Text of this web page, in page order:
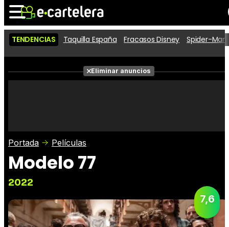
Noticias Cartelera
Películas
Críticas
TENDENCIAS Taquilla España Fracasos Disney Spider-
Eliminar anuncios
Portada Películas
Modelo 77
2022
7,6